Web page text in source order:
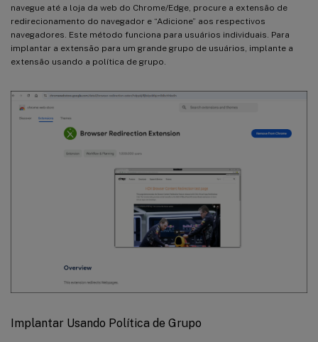
navegue até a loja da web do Chrome/Edge, procure a extensão de
redirecionamento do navegador e “Adicione” aos respectivos
navegadores. Este método funciona para usuários individuais. Para
implantar a extensão para um grande grupo de usuários, implante a
extensão usando a política de grupo.
Implantar Usando Política de Grupo